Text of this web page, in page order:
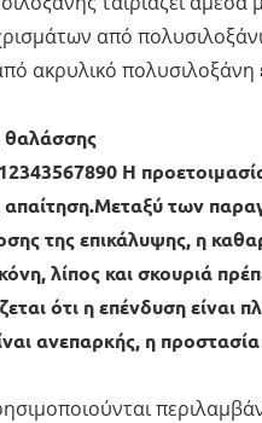
από
ακρυλικό πολυσιλοξάνη
θαλάσσης
Η
απαίτηση.Μεταξύ των
της επικάλυψης, η
λίπος και σκουριά
ότι η επένδυση είναι
ανεπαρκής, η